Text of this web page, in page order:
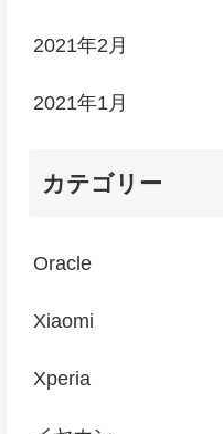
2021年2月
2021年1月
カテゴリー
Oracle
Xiaomi
Xperia